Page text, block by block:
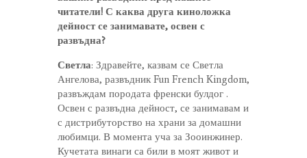
читатели! С каква друга киноложка
дейност се занимавате, освен с
развъдна?
Светла: Здравейте, казвам се Светла
Ангелова, развъдник Fun French Kingdom,
развъждам породата френски булдог .
Освен с развъдна дейност, се занимавам и
с дистрибуторство на храни за домашни
любимци. В момента уча за Зооинжинер.
Кучетата винаги са били в моят живот и